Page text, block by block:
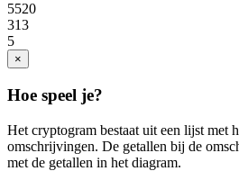
5520
313
5
×
Hoe speel je?
Het cryptogram bestaat uit een lijst met
omschrijvingen. De getallen bij de
met de getallen in het diagram.